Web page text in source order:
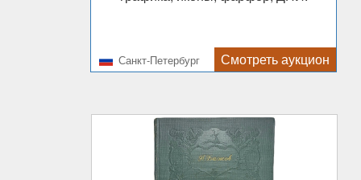
Санкт-Петербург Смотреть аукцион